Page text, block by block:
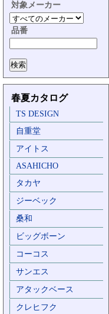
対象メーカー
品番
春夏カタログ
TS DESIGN
自重堂
アイトス
ASAHICHO
タカヤ
ジーベック
桑和
ビッグボーン
コーコス
サンエス
アタックベース
クレヒフク